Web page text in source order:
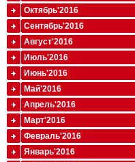
Октябрь'2016
Сентябрь'2016
Август'2016
Июль'2016
Июнь'2016
Май'2016
Апрель'2016
Март'2016
Февраль'2016
Январь'2016